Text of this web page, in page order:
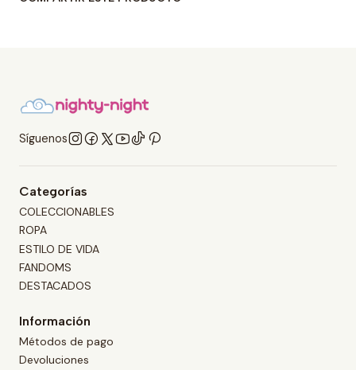
Síguenos
Categorías
COLECCIONABLES
ROPA
ESTILO DE VIDA
FANDOMS
DESTACADOS
Información
Métodos de pago
Devoluciones